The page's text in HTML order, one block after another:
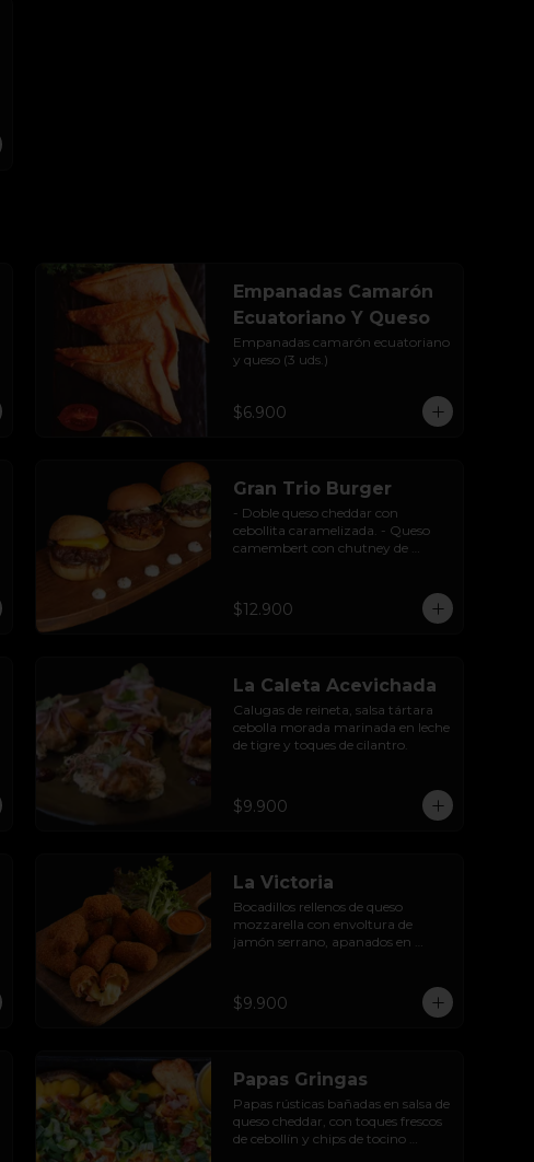
Empanadas Camarón
Ecuatoriano Y Queso
Empanadas camarón ecuatoriano
y queso (3 uds.)
$6.900
Gran Trio Burger
- Doble queso cheddar con
cebollita caramelizada. - Queso
camembert con chutney de
$12.900
La Caleta Acevichada
Calugas de reineta, salsa tártara
cebolla morada marinada en leche
de tigre y toques de cilantro.
$9.900
La Victoria
Bocadillos rellenos de queso
mozzarella con envoltura de
jamón serrano, apanados en
$9.900
Papas Gringas
Papas rústicas bañadas en salsa de
queso cheddar, con toques frescos
de cebollín y chips de tocino